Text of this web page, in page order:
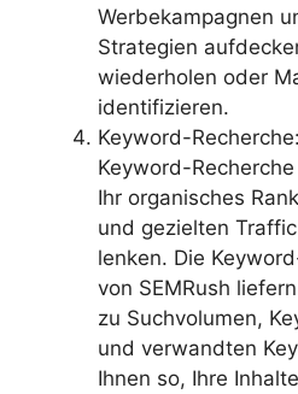
Werbekampagnen
Strategien
wiederholen oder
identifizieren.
Keyword-
Keyword-
Ihr organisches
und gezielten
lenken. Die
von SEMRush
zu Suchvolumen,
und verwandten
Ihnen so, Ihre